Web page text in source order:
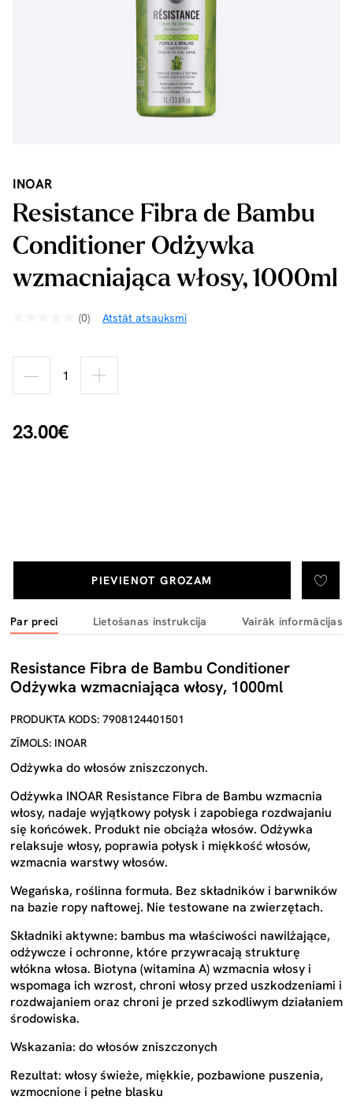
INOAR
Resistance Fibra de Bambu
Conditioner Odżywka
wzmacniająca włosy, 1000ml
(0) Atstāt atsauksmi
23.00€
PIEVIENOT GROZAM
Par preci Lietošanas instrukcija Vairāk informācijas
Resistance Fibra de Bambu Conditioner
Odżywka wzmacniająca włosy, 1000ml
PRODUKTA KODS: 7908124401501
ZĪMOLS: INOAR
Odżywka do włosów zniszczonych.
Odżywka INOAR Resistance Fibra de Bambu wzmacnia
włosy, nadaje wyjątkowy połysk i zapobiega rozdwajaniu
się końcówek. Produkt nie obciąża włosów. Odżywka
relaksuje włosy, poprawia połysk i miękkość włosów,
wzmacnia warstwy włosów.
Wegańska, roślinna formuła. Bez składników i barwników
na bazie ropy naftowej. Nie testowane na zwierzętach.
Składniki aktywne: bambus ma właściwości nawilżające,
odżywcze i ochronne, które przywracają strukturę
włókna włosa. Biotyna (witamina A) wzmacnia włosy i
wspomaga ich wzrost, chroni włosy przed uszkodzeniami i
rozdwajaniem oraz chroni je przed szkodliwym działaniem
środowiska.
Wskazania: do włosów zniszczonych
Rezultat: włosy świeże, miękkie, pozbawione puszenia,
wzmocnione i pełne blasku